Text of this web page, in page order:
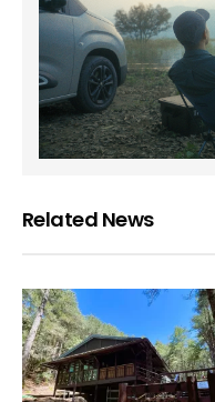
Related News